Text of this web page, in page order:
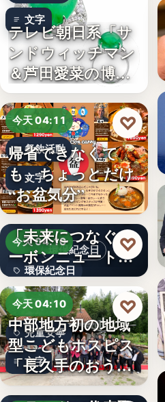
文字
テレビ朝日系「サ
ンドウィッチマン
＆芦田愛菜の博士
ちゃん」…
今天 04:11
餐飲活動
文字
帰省できなくて
も、ちょっとだけ
“お盆気分”
♡
環保紀念日
今天 04:10
環保紀念日
文字
日本JC、9月3日を
「未来につなぐカ
ーボンニュートラ
ルの…
♡
今天 04:10
兒童安寧
文字
中部地方初の地域
型こどもホスピス
「長久手のおう
ち」が愛知…
♡
株式会社青山メイ